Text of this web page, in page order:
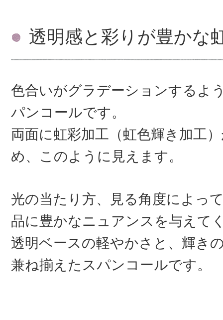
透明感と彩りが豊かな
色合いがグラデーションするよ
パンコールです。
両面に虹彩加工（虹色輝き加工
め、このように見えます。
光の当たり方、見る角度によっ
品に豊かなニュアンスを与えて
透明ベースの軽やかさと、輝き
兼ね揃えたスパンコールです。